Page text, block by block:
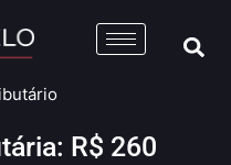
R$ 260